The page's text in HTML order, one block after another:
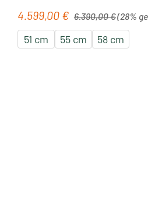
Verkaufspreis:
4.599,00 € Regulärer Preis:
6.390,00 €(28%
51 cm 55 cm 58 cm